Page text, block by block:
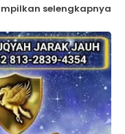
selengkapnya